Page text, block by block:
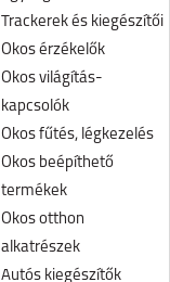
Trackerek és kiegészítői
Okos érzékelők
Okos világítás-
kapcsolók
Okos fűtés, légkezelés
Okos beépíthető
termékek
Okos otthon
alkatrészek
Autós kiegészítők